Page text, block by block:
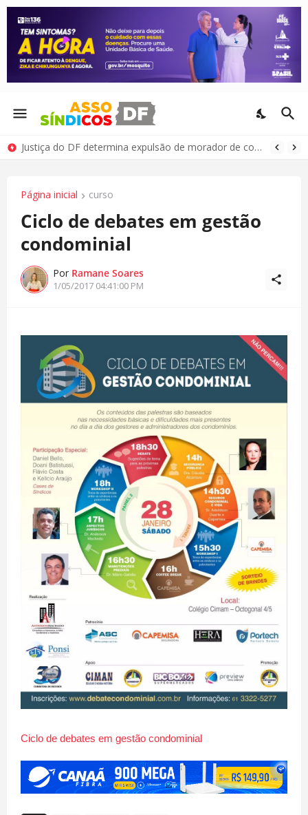
Justiça do DF determina expulsão de morador de condomínio por comportamento antissocial
Página inicial curso
Ciclo de debates em gestão
condominial
Por Ramane Soares
1/05/2017 04:41:00 PM
Ciclo de debates em gestão condominial